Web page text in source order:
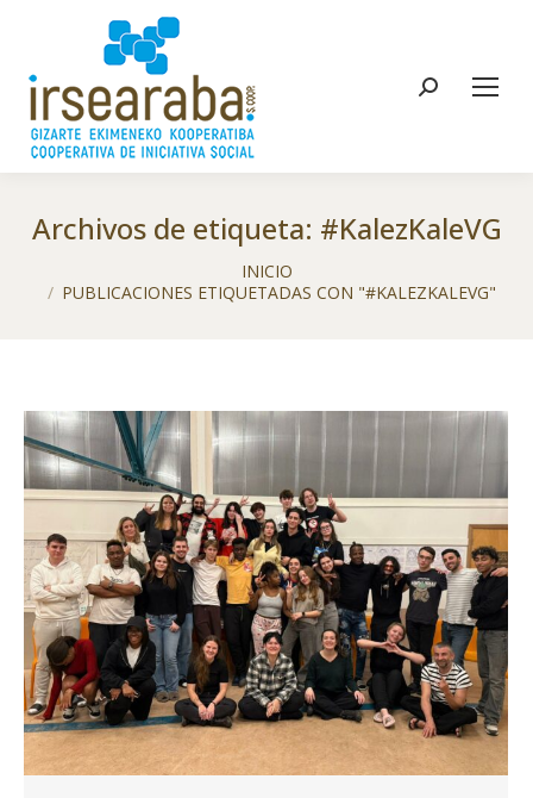
Buscar:
Archivos de etiqueta: #KalezKaleVG
INICIO
PUBLICACIONES ETIQUETADAS CON "#KALEZKALEVG"